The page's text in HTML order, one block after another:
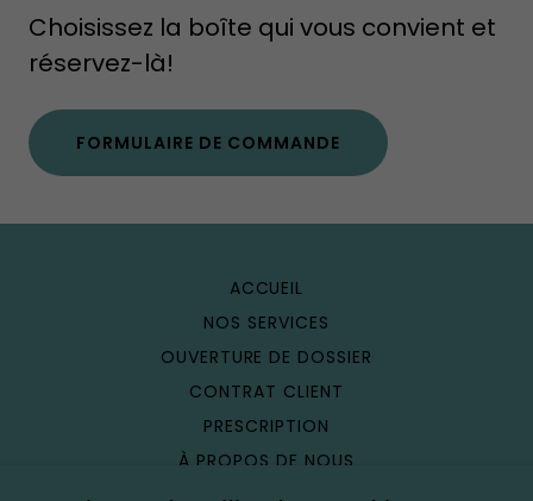
Choisissez la boîte qui vous convient et
réservez-là!
FORMULAIRE DE COMMANDE
ACCUEIL
NOS SERVICES
OUVERTURE DE DOSSIER
CONTRAT CLIENT
PRESCRIPTION
À PROPOS DE NOUS
ÉTABLISSEMENT VÉTÉRINAIRE